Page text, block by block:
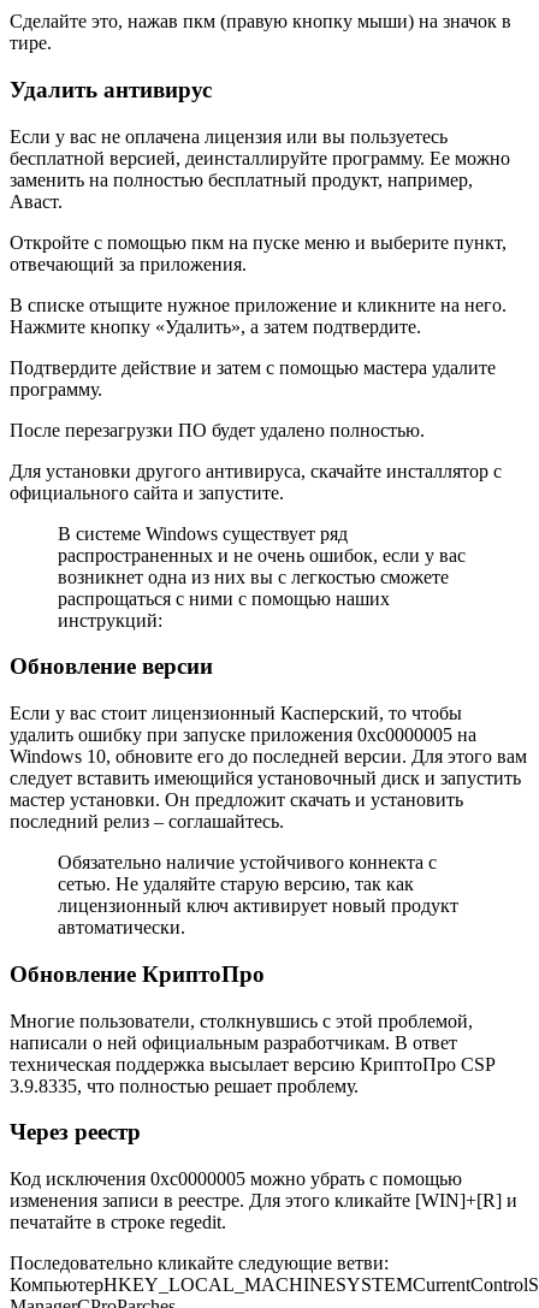
Сделайте это, нажав пкм (правую кнопку мыши) на значок в
тире.
Удалить антивирус
Если у вас не оплачена лицензия или вы пользуетесь
бесплатной версией, деинсталлируйте программу. Ее можно
заменить на полностью бесплатный продукт, например,
Аваст.
Откройте с помощью пкм на пуске меню и выберите пункт,
отвечающий за приложения.
В списке отыщите нужное приложение и кликните на него.
Нажмите кнопку «Удалить», а затем подтвердите.
Подтвердите действие и затем с помощью мастера удалите
программу.
После перезагрузки ПО будет удалено полностью.
Для установки другого антивируса, скачайте инсталлятор с
официального сайта и запустите.
В системе Windows существует ряд
распространенных и не очень ошибок, если у вас
возникнет одна из них вы с легкостью сможете
распрощаться с ними с помощью наших
инструкций:
Обновление версии
Если у вас стоит лицензионный Касперский, то чтобы
удалить ошибку при запуске приложения 0xc0000005 на
Windows 10, обновите его до последней версии. Для этого вам
следует вставить имеющийся установочный диск и запустить
мастер установки. Он предложит скачать и установить
последний релиз – соглашайтесь.
Обязательно наличие устойчивого коннекта с
сетью. Не удаляйте старую версию, так как
лицензионный ключ активирует новый продукт
автоматически.
Обновление КриптоПро
Многие пользователи, столкнувшись с этой проблемой,
написали о ней официальным разработчикам. В ответ
техническая поддержка высылает версию КриптоПро CSP
3.9.8335, что полностью решает проблему.
Через реестр
Код исключения 0xc0000005 можно убрать с помощью
изменения записи в реестре. Для этого кликайте [WIN]+[R] и
печатайте в строке regedit.
Последовательно кликайте следующие ветви: